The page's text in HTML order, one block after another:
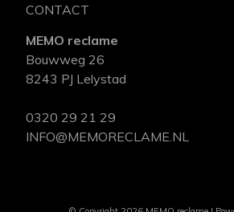
CONTACT
MEMO reclame
Bouwweg 26
8243 PJ Lelystad
0320 29 21 29
INFO@MEMORECLAME.NL